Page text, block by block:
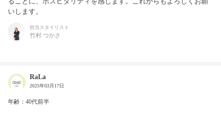
いします。
担当スタイリスト
竹村 つかさ
RaLa
2025年03月17日
年齢：40代前半